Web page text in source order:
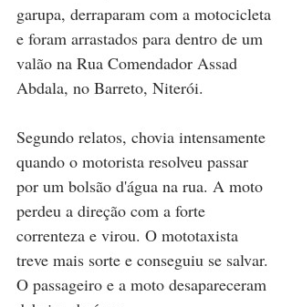
garupa, derraparam com a motocicleta
e foram arrastados para dentro de um
valão na Rua Comendador Assad
Abdala, no Barreto, Niterói.
Segundo relatos, chovia intensamente
quando o motorista resolveu passar
por um bolsão d'água na rua. A moto
perdeu a direção com a forte
correnteza e virou. O mototaxista
treve mais sorte e conseguiu se salvar.
O passageiro e a moto desapareceram